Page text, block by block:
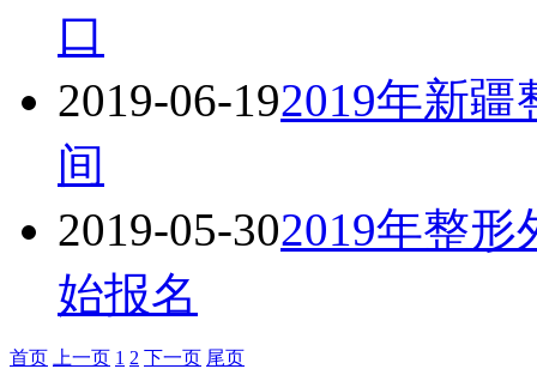
口
2019-06-192019年新
间
2019-05-302019年整
始报名
首页 上一页 1 2 下一页 尾页